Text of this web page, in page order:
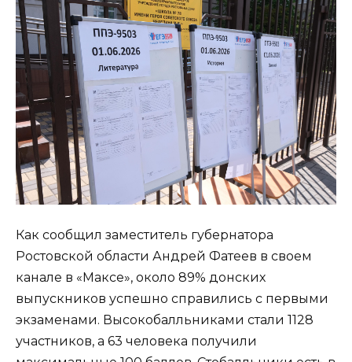
Как сообщил заместитель губернатора
Ростовской области Андрей Фатеев в своем
канале в «Максе», около 89% донских
выпускников успешно справились с первыми
экзаменами. Высокобалльниками стали 1128
участников, а 63 человека получили